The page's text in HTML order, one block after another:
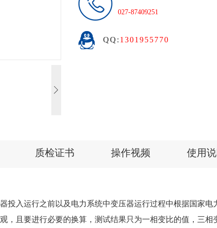

027-87409251
QQ: 1301955770
质检证书 操作视频 使用
投入运行之前以及电力系统中变压器运行过程中根据国家
，且要进行必要的换算，测试结果只为一相变比的值，三